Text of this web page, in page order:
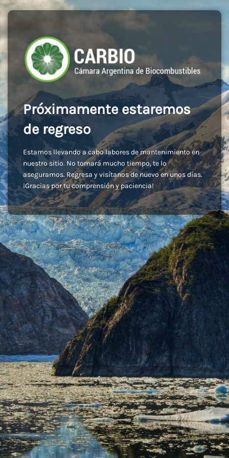
Próximamente estaremos
de regreso
Estamos llevando a cabo labores de mantenimiento en
nuestro sitio. No tomará mucho tiempo, te lo
aseguramos. Regresa y visítanos de nuevo en unos días.
¡Gracias por tu comprensión y paciencia!